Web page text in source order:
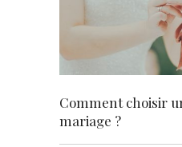
Comment choisir
mariage ?